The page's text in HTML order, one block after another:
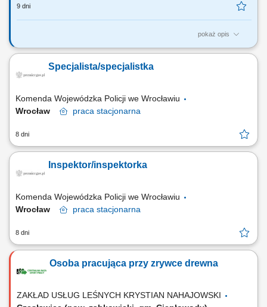
9 dni
pokaż opis
Jakie będą Twoje zadania: Pozyskiwanie nowych klientów oraz
finansowych do potrzeb klientów. Wsparcie klientów w bankowości
codziennej, internetowej i mobilnej. Aktywna sprzedaż produktów
Specjalista/specjalistka
Komenda Wojewódzka Policji we Wrocławiu
Wrocław
praca stacjonarna
8 dni
Inspektor/inspektorka
Komenda Wojewódzka Policji we Wrocławiu
Wrocław
praca stacjonarna
8 dni
Osoba pracująca przy zrywce drewna
ZAKŁAD USŁUG LEŚNYCH KRYSTIAN NAHAJOWSKI